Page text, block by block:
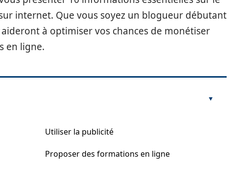
internet. Que vous soyez un blogueur débutant
à optimiser vos chances de monétiser
en ligne.
Utiliser la publicité
Proposer des formations en ligne